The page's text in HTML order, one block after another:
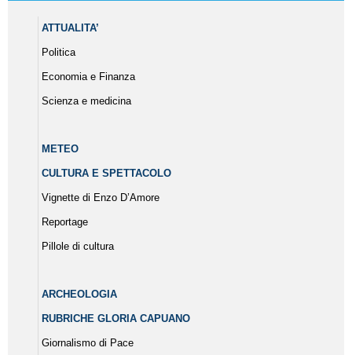
ATTUALITA’
Politica
Economia e Finanza
Scienza e medicina
METEO
CULTURA E SPETTACOLO
Vignette di Enzo D’Amore
Reportage
Pillole di cultura
ARCHEOLOGIA
RUBRICHE GLORIA CAPUANO
Giornalismo di Pace